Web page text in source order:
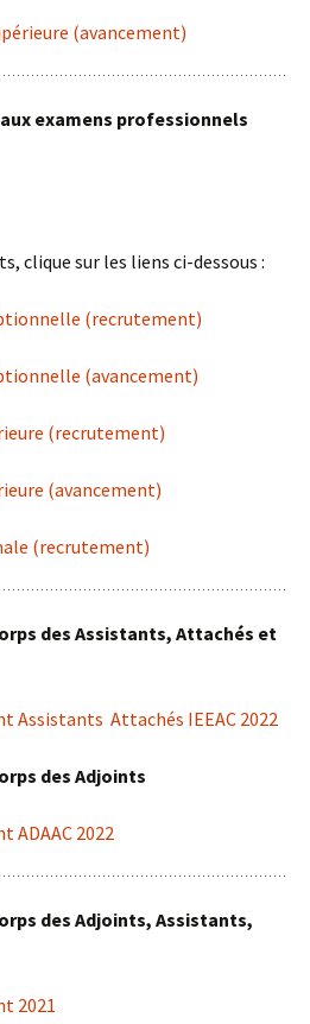
(avancement)
examens professionnels
clique sur les liens ci-dessous :
(recrutement)
(avancement)
(recrutement)
(avancement)
(recrutement)
des Assistants, Attachés et
Assistants Attachés IEEAC 2022
des Adjoints
ADAAC 2022
des Adjoints, Assistants,
2021